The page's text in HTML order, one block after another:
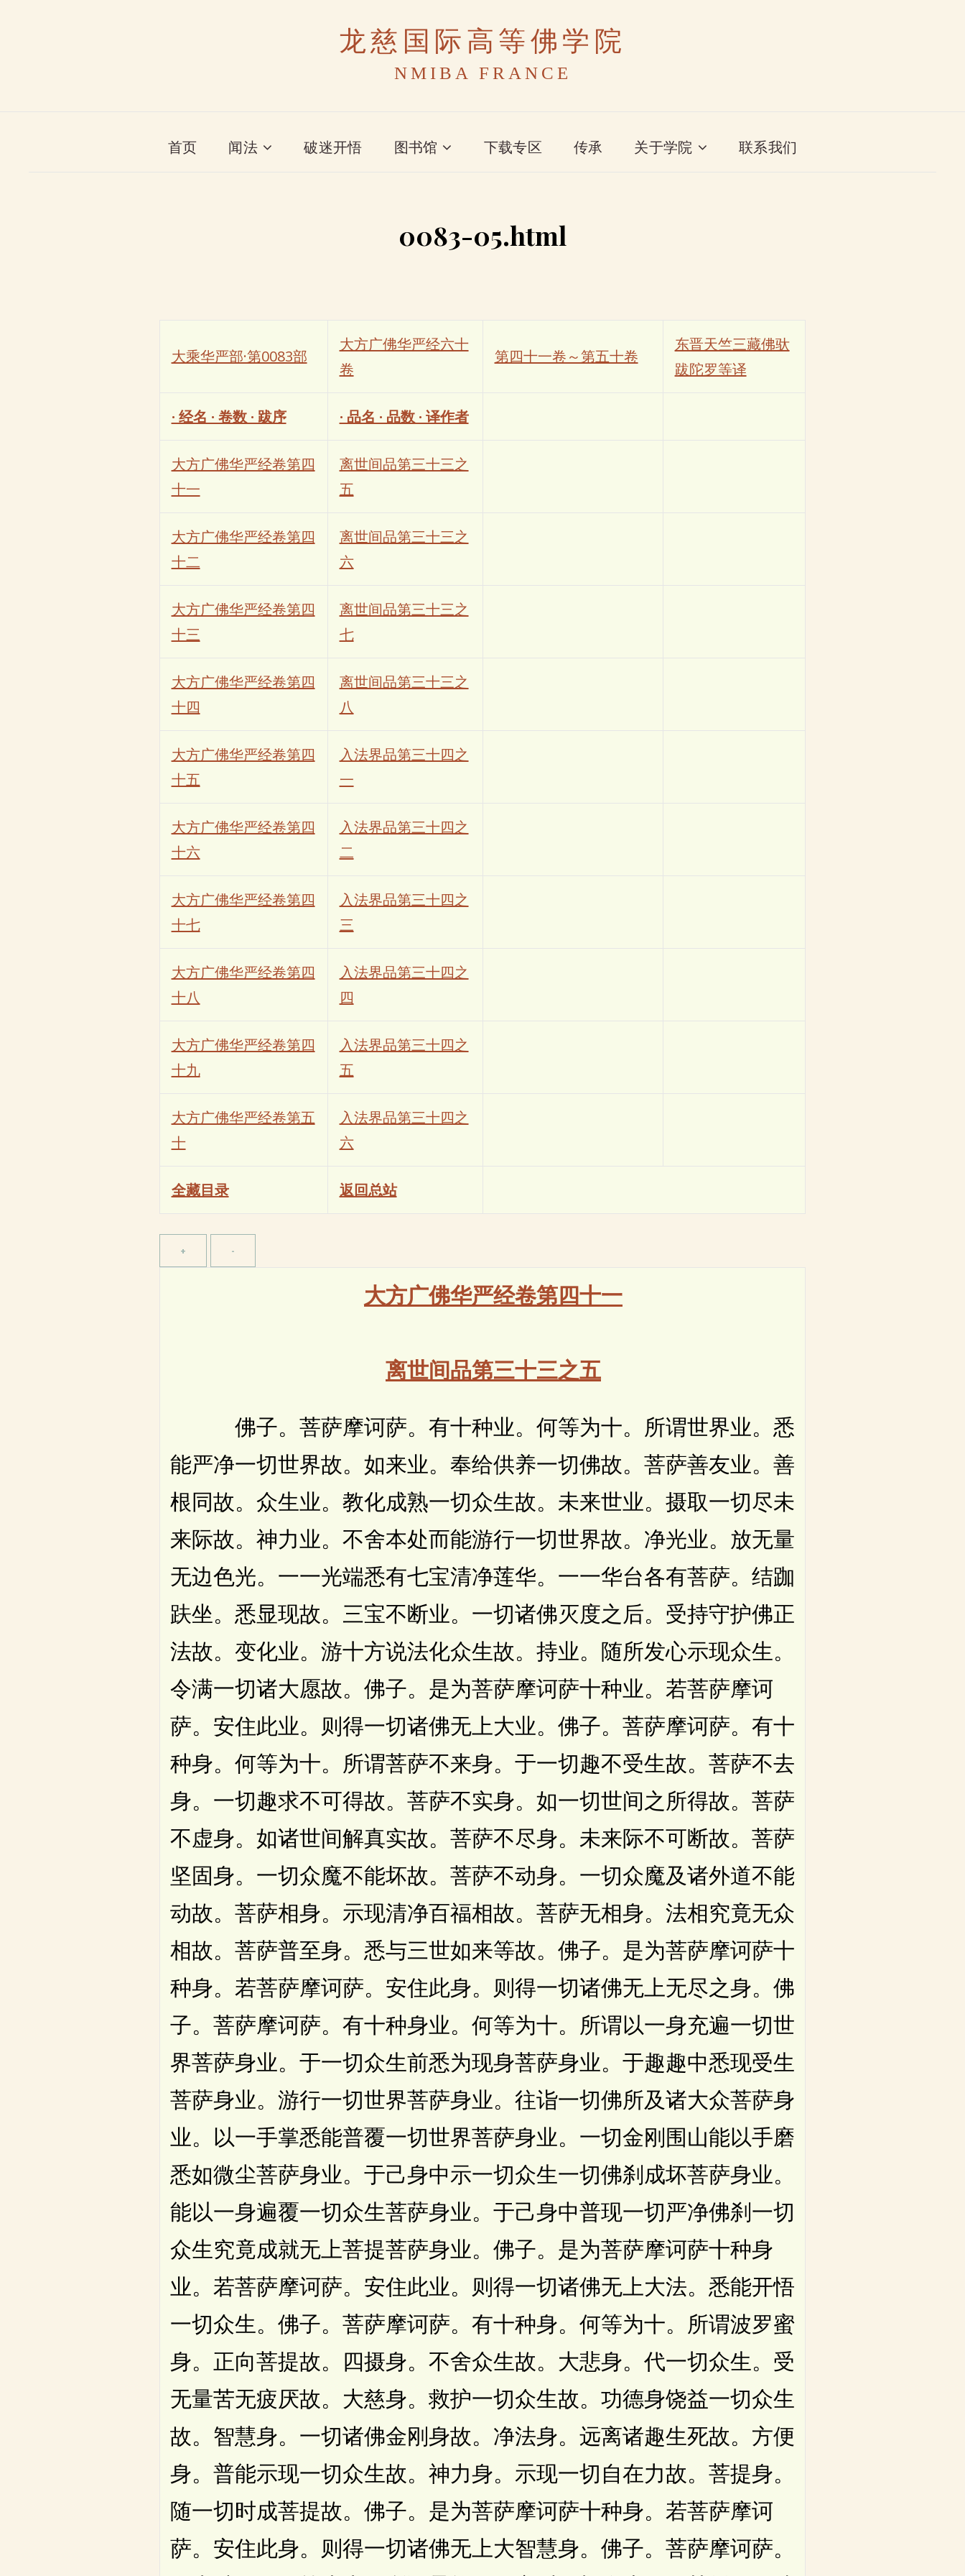
龙慈国际高等佛学院
NMIBA FRANCE
首页 闻法 破迷开悟 图书馆 下载专区 传承 关于学院 联系我们
0083-05.html
大乘华严部·第0083部
大方广佛华严经六十
卷
第四十一卷～第五十卷
东晋天竺三藏佛驮
跋陀罗等译
· 经名 · 卷数 · 跋序 · 品名 · 品数 · 译作者
大方广佛华严经卷第四
十一
离世间品第三十三之
五
大方广佛华严经卷第四
十二
离世间品第三十三之
六
大方广佛华严经卷第四
十三
离世间品第三十三之
七
大方广佛华严经卷第四
十四
离世间品第三十三之
八
大方广佛华严经卷第四
十五
入法界品第三十四之
一
大方广佛华严经卷第四
十六
入法界品第三十四之
二
大方广佛华严经卷第四
十七
入法界品第三十四之
三
大方广佛华严经卷第四
十八
入法界品第三十四之
四
大方广佛华严经卷第四
十九
入法界品第三十四之
五
大方广佛华严经卷第五
十
入法界品第三十四之
六
全藏目录 返回总站
大方广佛华严经卷第四十一
离世间品第三十三之五
佛子。菩萨摩诃萨。有十种业。何等为十。所谓世界业。悉
能严净一切世界故。如来业。奉给供养一切佛故。菩萨善友业。善
根同故。众生业。教化成熟一切众生故。未来世业。摄取一切尽未
来际故。神力业。不舍本处而能游行一切世界故。净光业。放无量
无边色光。一一光端悉有七宝清净莲华。一一华台各有菩萨。结跏
趺坐。悉显现故。三宝不断业。一切诸佛灭度之后。受持守护佛正
法故。变化业。游十方说法化众生故。持业。随所发心示现众生。
令满一切诸大愿故。佛子。是为菩萨摩诃萨十种业。若菩萨摩诃
萨。安住此业。则得一切诸佛无上大业。佛子。菩萨摩诃萨。有十
种身。何等为十。所谓菩萨不来身。于一切趣不受生故。菩萨不去
身。一切趣求不可得故。菩萨不实身。如一切世间之所得故。菩萨
不虚身。如诸世间解真实故。菩萨不尽身。未来际不可断故。菩萨
坚固身。一切众魔不能坏故。菩萨不动身。一切众魔及诸外道不能
动故。菩萨相身。示现清净百福相故。菩萨无相身。法相究竟无众
相故。菩萨普至身。悉与三世如来等故。佛子。是为菩萨摩诃萨十
种身。若菩萨摩诃萨。安住此身。则得一切诸佛无上无尽之身。佛
子。菩萨摩诃萨。有十种身业。何等为十。所谓以一身充遍一切世
界菩萨身业。于一切众生前悉为现身菩萨身业。于趣趣中悉现受生
菩萨身业。游行一切世界菩萨身业。往诣一切佛所及诸大众菩萨身
业。以一手掌悉能普覆一切世界菩萨身业。一切金刚围山能以手磨
悉如微尘菩萨身业。于己身中示一切众生一切佛刹成坏菩萨身业。
能以一身遍覆一切众生菩萨身业。于己身中普现一切严净佛刹一切
众生究竟成就无上菩提菩萨身业。佛子。是为菩萨摩诃萨十种身
业。若菩萨摩诃萨。安住此业。则得一切诸佛无上大法。悉能开悟
一切众生。佛子。菩萨摩诃萨。有十种身。何等为十。所谓波罗蜜
身。正向菩提故。四摄身。不舍众生故。大悲身。代一切众生。受
无量苦无疲厌故。大慈身。救护一切众生故。功德身饶益一切众生
故。智慧身。一切诸佛金刚身故。净法身。远离诸趣生死故。方便
身。普能示现一切众生故。神力身。示现一切自在力故。菩提身。
随一切时成菩提故。佛子。是为菩萨摩诃萨十种身。若菩萨摩诃
萨。安住此身。则得一切诸佛无上大智慧身。佛子。菩萨摩诃萨。